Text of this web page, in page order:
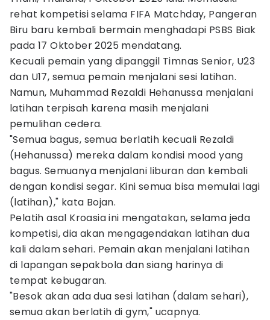
rehat kompetisi selama FIFA Matchday, Pangeran
Biru baru kembali bermain menghadapi PSBS Biak
pada 17 Oktober 2025 mendatang.
Kecuali pemain yang dipanggil Timnas Senior, U23
dan U17, semua pemain menjalani sesi latihan.
Namun, Muhammad Rezaldi Hehanussa menjalani
latihan terpisah karena masih menjalani
pemulihan cedera.
"Semua bagus, semua berlatih kecuali Rezaldi
(Hehanussa) mereka dalam kondisi mood yang
bagus. Semuanya menjalani liburan dan kembali
dengan kondisi segar. Kini semua bisa memulai lagi
(latihan)," kata Bojan.
Pelatih asal Kroasia ini mengatakan, selama jeda
kompetisi, dia akan mengagendakan latihan dua
kali dalam sehari. Pemain akan menjalani latihan
di lapangan sepakbola dan siang harinya di
tempat kebugaran.
"Besok akan ada dua sesi latihan (dalam sehari),
semua akan berlatih di gym," ucapnya.